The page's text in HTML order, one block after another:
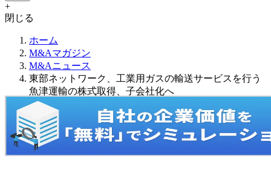
+
閉じる
ホーム
M&Aマガジン
M&Aニュース
東部ネットワーク、工業用ガスの輸送サービスを行う
魚津運輸の株式取得、子会社化へ